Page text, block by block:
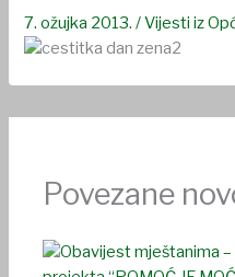
7. ožujka 2013./Vijesti iz
Povezane